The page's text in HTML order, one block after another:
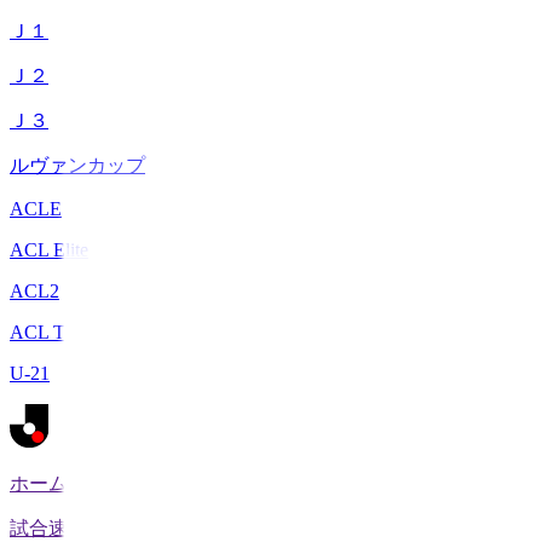
Ｊ１
Ｊ２
Ｊ３
ルヴァンカップ
ACLE
ACL Elite
ACL2
ACL Two
U-21
ホーム
試合速報